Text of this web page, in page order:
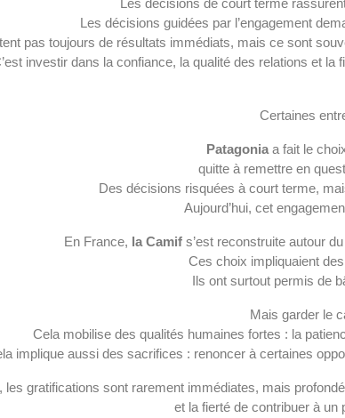
Les décisions de court terme
Les décisions guidées par l’engagement
pas toujours de résultats immédiats, mais ce sont
investir dans la confiance, la qualité des relations et la
Certaines
Patagonia a fait le
quitte à remettre en
Des décisions risquées à court terme,
Aujourd’hui, cet
En France, la Camif s’est reconstruite autour
Ces choix impliquaient
Ils ont surtout permis de
Mais garder le
Cela mobilise des qualités humaines fortes : la
implique aussi des sacrifices : renoncer à certaines
les gratifications sont rarement immédiates, mais
et la fierté de contribuer à